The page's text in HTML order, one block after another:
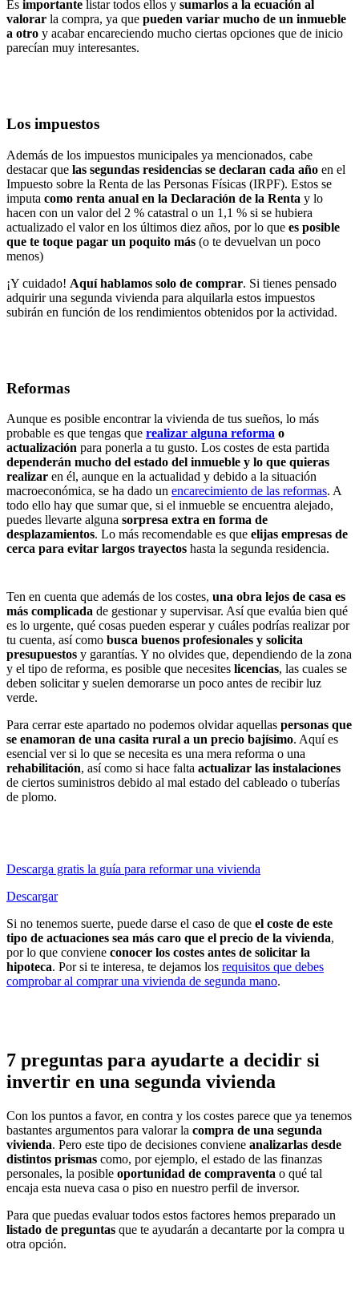
Es importante listar todos ellos y sumarlos a la ecuación al
valorar la compra, ya que pueden variar mucho de un inmueble
a otro y acabar encareciendo mucho ciertas opciones que de inicio
parecían muy interesantes.
Los impuestos
Además de los impuestos municipales ya mencionados, cabe
destacar que las segundas residencias se declaran cada año en el
Impuesto sobre la Renta de las Personas Físicas (IRPF). Estos se
imputa como renta anual en la Declaración de la Renta y lo
hacen con un valor del 2 % catastral o un 1,1 % si se hubiera
actualizado el valor en los últimos diez años, por lo que es posible
que te toque pagar un poquito más (o te devuelvan un poco
menos)
¡Y cuidado! Aquí hablamos solo de comprar. Si tienes pensado
adquirir una segunda vivienda para alquilarla estos impuestos
subirán en función de los rendimientos obtenidos por la actividad.
Reformas
Aunque es posible encontrar la vivienda de tus sueños, lo más
probable es que tengas que realizar alguna reforma o
actualización para ponerla a tu gusto. Los costes de esta partida
dependerán mucho del estado del inmueble y lo que quieras
realizar en él, aunque en la actualidad y debido a la situación
macroeconómica, se ha dado un encarecimiento de las reformas. A
todo ello hay que sumar que, si el inmueble se encuentra alejado,
puedes llevarte alguna sorpresa extra en forma de
desplazamientos. Lo más recomendable es que elijas empresas de
cerca para evitar largos trayectos hasta la segunda residencia.
Ten en cuenta que además de los costes, una obra lejos de casa es
más complicada de gestionar y supervisar. Así que evalúa bien qué
es lo urgente, qué cosas pueden esperar y cuáles podrías realizar por
tu cuenta, así como busca buenos profesionales y solicita
presupuestos y garantías. Y no olvides que, dependiendo de la zona
y el tipo de reforma, es posible que necesites licencias, las cuales se
deben solicitar y suelen demorarse un poco antes de recibir luz
verde.
Para cerrar este apartado no podemos olvidar aquellas personas que
se enamoran de una casita rural a un precio bajísimo. Aquí es
esencial ver si lo que se necesita es una mera reforma o una
rehabilitación, así como si hace falta actualizar las instalaciones
de ciertos suministros debido al mal estado del cableado o tuberías
de plomo.
Descarga gratis la guía para reformar una vivienda
Descargar
Si no tenemos suerte, puede darse el caso de que el coste de este
tipo de actuaciones sea más caro que el precio de la vivienda,
por lo que conviene conocer los costes antes de solicitar la
hipoteca. Por si te interesa, te dejamos los requisitos que debes
comprobar al comprar una vivienda de segunda mano.
7 preguntas para ayudarte a decidir si
invertir en una segunda vivienda
Con los puntos a favor, en contra y los costes parece que ya tenemos
bastantes argumentos para valorar la compra de una segunda
vivienda. Pero este tipo de decisiones conviene analizarlas desde
distintos prismas como, por ejemplo, el estado de las finanzas
personales, la posible oportunidad de compraventa o qué tal
encaja esta nueva casa o piso en nuestro perfil de inversor.
Para que puedas evaluar todos estos factores hemos preparado un
listado de preguntas que te ayudarán a decantarte por la compra u
otra opción.